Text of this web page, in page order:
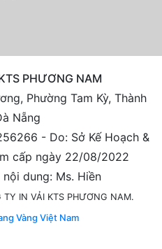
PHƯƠNG NAM
Phường Tam Kỳ, Thành
Nẵng
- Do: Sở Kế Hoạch &
cấp ngày 22/08/2022
dung: Ms. Hiền
IN VẢI KTS PHƯƠNG NAM.
Vàng Việt Nam